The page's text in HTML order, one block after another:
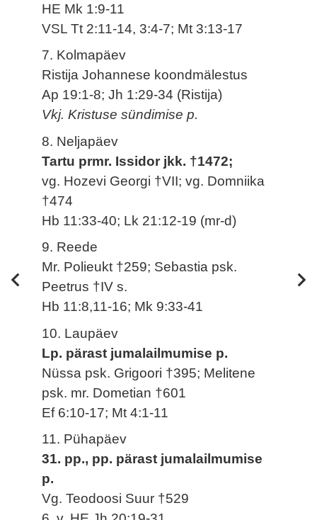
HE Mk 1:9-11
VSL Tt 2:11-14, 3:4-7; Mt 3:13-17
7. Kolmapäev
Ristija Johannese koondmälestus
Ap 19:1-8; Jh 1:29-34 (Ristija)
Vkj. Kristuse sündimise p.
8. Neljapäev
Tartu prmr. Issidor jkk. †1472;
vg. Hozevi Georgi †VII; vg. Domniika
†474
Hb 11:33-40; Lk 21:12-19 (mr-d)
9. Reede
Mr. Polieukt †259; Sebastia psk.
Peetrus †IV s.
Hb 11:8,11-16; Mk 9:33-41
10. Laupäev
Lp. pärast jumalailmumise p.
Nüssa psk. Grigoori †395; Melitene
psk. mr. Dometian †601
Ef 6:10-17; Mt 4:1-11
11. Pühapäev
31. pp., pp. pärast jumalailmumise
p.
Vg. Teodoosi Suur †529